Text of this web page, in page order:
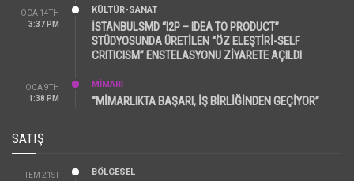
OCA 14TH
3:37 PM
KÜLTÜR-SANAT
İSTANBULSMD “I2P – IDEA TO PRODUCT”
STÜDYOSUNDA ÜRETİLEN “ÖZ ELEŞTİRİ-SELF
CRITICISM” ENSTELASYONU ZİYARETE AÇILDI
OCA 9TH
1:38 PM
MİMARİ
“MİMARLIKTA BAŞARI, İŞ BİRLİĞİNDEN GEÇİYOR”
SATIŞ
TEM 21ST
BÖLGESEL